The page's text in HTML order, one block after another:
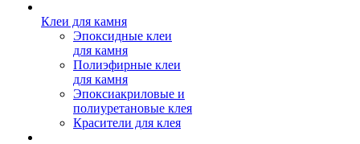
Клеи для камня
Эпоксидные клеи
для камня
Полиэфирные клеи
для камня
Эпоксиакриловые и
полиуретановые клея
Красители для клея